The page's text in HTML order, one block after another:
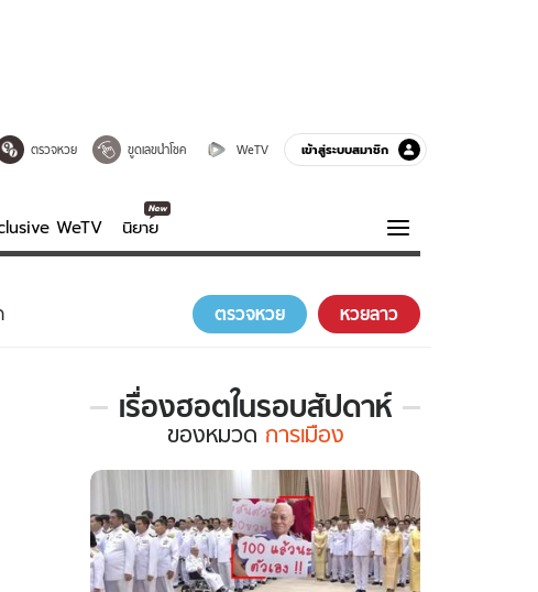
ตรวจหวย ขูดเลขนำโชค WeTV เข้าสู่ระบบสมาชิก
WeTV นิยาย
ครบรส ความรู้รอบตัว
ฮาวทู
ตรวจหวย หวยลาว
เรื่องฮอตในรอบสัปดาห์
เรื่อง
ใน
สัปดาห์
ของ
หมวด
การเมือง
ของหมวด การเมือง